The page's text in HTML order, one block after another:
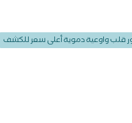
قلب واوعية دموية أعلى سعر للكشف